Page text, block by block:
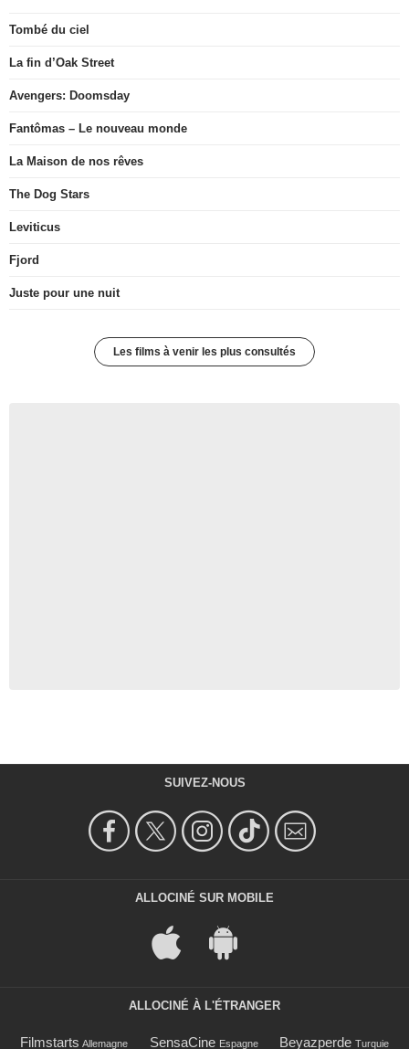
Tombé du ciel
La fin d’Oak Street
Avengers: Doomsday
Fantômas – Le nouveau monde
La Maison de nos rêves
The Dog Stars
Leviticus
Fjord
Juste pour une nuit
Les films à venir les plus consultés
SUIVEZ-NOUS
ALLOCINÉ SUR MOBILE
ALLOCINÉ À L'ÉTRANGER
Filmstarts Allemagne SensaCine Espagne Beyazperde Turquie